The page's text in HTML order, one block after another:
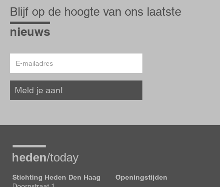
op
de
hoogte
Blijf op de hoogte van ons laatste
nieuws
mailadres
Meld je aan!
Stichting Heden Den Haag
Openingstijden